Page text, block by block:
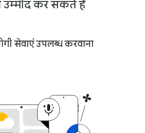
कर सकते हैं
सेवाएं उपलब्ध करवाना